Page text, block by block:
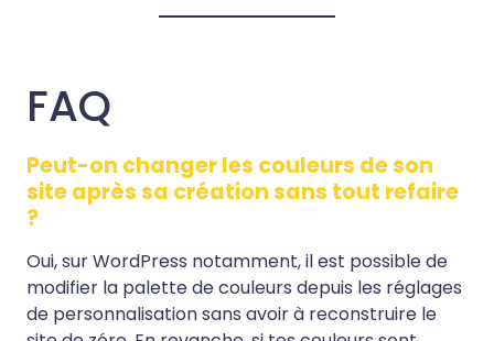
FAQ
Peut-on changer les couleurs de son
site après sa création sans tout refaire
?
Oui, sur WordPress notamment, il est possible de
modifier la palette de couleurs depuis les réglages
de personnalisation sans avoir à reconstruire le